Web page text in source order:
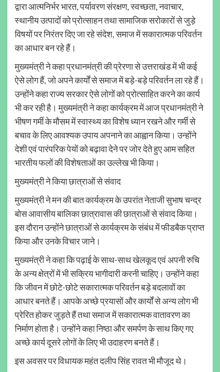
द्वारा आत्मनिर्भर भारत, पर्यावरण संरक्षण, स्वच्छता, नवाचार,
स्थानीय उत्पादों को प्रोत्साहन तथा सामाजिक सरोकारों से जुड़े
विषयों पर निरंतर दिए जा रहे संदेश, समाज में सकारात्मक परिवर्तन
का आधार बन रहे हैं।
मुख्यमंत्री ने कहा प्रधानमंत्री की प्रेरणा से उत्तराखंड में भी कई
ऐसे लोग हैं, जो अपने कार्यों से समाज में बड़े-बड़े परिवर्तन ला रहे हैं।
उन्होंने कहा राज्य सरकार ऐसे लोगों को प्रोत्साहित करने का कार्य
भी कर रही है। मुख्यमंत्री ने कहा कार्यक्रम में आज प्रधानमंत्री ने
भीषण गर्मी के मौसम में स्वास्थ्य का विशेष ध्यान रखने और गर्मी से
बचाव के लिए आवश्यक उपाय अपनाने का आह्वान किया। उन्होंने
देशी एवं पारंपरिक पेयों को बढ़ावा देने पर जोर देते हुए आम सहित
भारतीय फलों की विशेषताओं का उल्लेख भी किया।
मुख्यमंत्री ने किया छात्राओं से संवाद
मुख्यमंत्री ने मन की बात कार्यक्रम के उपरांत नेताजी सुभाष चन्द्र
बोस आवासीय बालिका छात्रावास की छात्राओं से संवाद किया।
इस दौरान उन्होंने छात्राओं से कार्यक्रम के संबंध में फीडबैक प्राप्त
किया और उनके विचार जाने।
मुख्यमंत्री ने कहा कि पढ़ाई के साथ-साथ खेलकूद एवं अपनी रुचि
के अन्य क्षेत्रों में भी सक्रिय भागीदारी करनी चाहिए। उन्होंने कहा
कि जीवन में छोटे-छोटे सकारात्मक परिवर्तन बड़े बदलावों का
आधार बनते हैं। आपके अच्छे प्रयासों और कार्यों से अन्य लोग भी
प्रेरित होकर जुड़ते हैं तथा समाज में सकारात्मक वातावरण का
निर्माण होता है। उन्होंने कहा निष्ठा और समर्पण के साथ किए गए
अच्छे कार्य दूसरे लोगों के लिए भी उदाहरण बनते हैं।
इस अवसर पर विधायक महंत दलीप सिंह रावत भी मौजूद थे।